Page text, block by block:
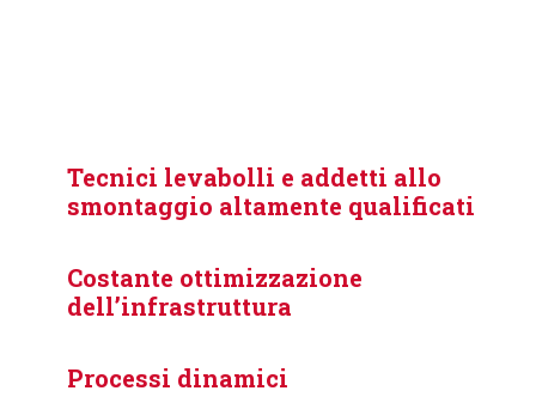
Tecnici levabolli e addetti allo
smontaggio altamente qualificati
Costante ottimizzazione
dell’infrastruttura
Processi dinamici